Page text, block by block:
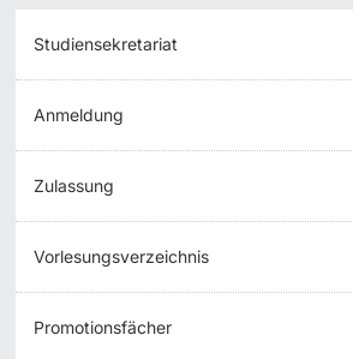
Studiensekretariat
Anmeldung
Zulassung
Vorlesungsverzeichnis
Promotionsfächer